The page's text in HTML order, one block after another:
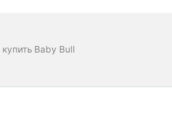
Baby Bull